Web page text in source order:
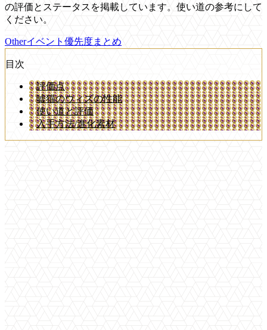
の評価とステータスを掲載しています。使い道の参考にして
ください。
Otherイベント優先度まとめ
目次
評価点
嘘猫のウィズの性能
使い道と評価
入手方法/進化素材